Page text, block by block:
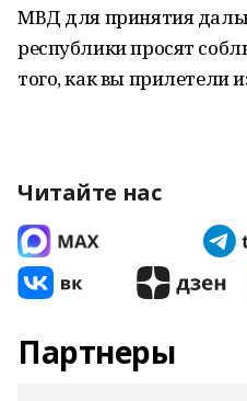
МВД для принятия
республики просят
того, как вы прилетели
Читайте нас
Партнеры